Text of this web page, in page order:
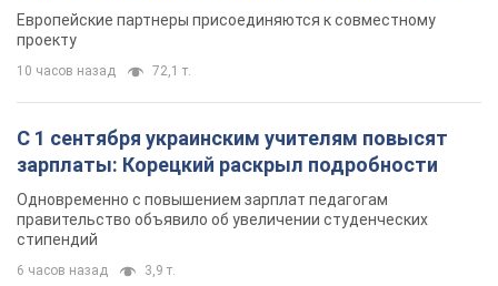
«Нам они тоже нужны»: Трамп ответил на
просьбу Зеленского о передаче Украине ракет
для Patriot
Американские запасы отдельных видов боеприпасов
ограничены
5 часов назад